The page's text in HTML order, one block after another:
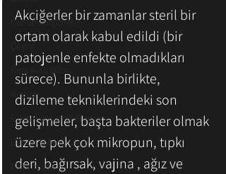
Günün Düşüneni
Çevre
Kısa Kısa Bilim
Kimya
Bilim Tarihinde Bugün
Günün Bilim İnsanı
Matematik
Akciğerler bir zamanlar steril bir
ortam olarak kabul edildi (bir
patojenle enfekte olmadıkları
sürece). Bununla birlikte,
dizileme tekniklerindeki son
gelişmeler, başta bakteriler olmak
üzere pek çok mikropun, tıpkı
deri, bağırsak, vajina , ağız ve